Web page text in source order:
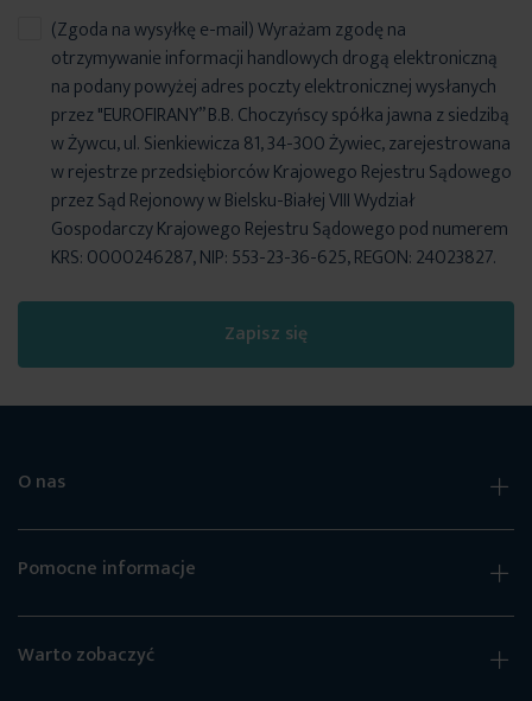
Zapisz się
(Zgoda na wysyłkę e-mail) Wyrażam zgodę na
otrzymywanie informacji handlowych drogą elektroniczną
na podany powyżej adres poczty elektronicznej wysłanych
przez "EUROFIRANY” B.B. Choczyńscy spółka jawna z siedzibą
w Żywcu, ul. Sienkiewicza 81, 34-300 Żywiec, zarejestrowana
w rejestrze przedsiębiorców Krajowego Rejestru Sądowego
przez Sąd Rejonowy w Bielsku-Białej VIII Wydział
Gospodarczy Krajowego Rejestru Sądowego pod numerem
KRS: 0000246287, NIP: 553-23-36-625, REGON: 24023827.
O nas
Pomocne informacje
Warto zobaczyć